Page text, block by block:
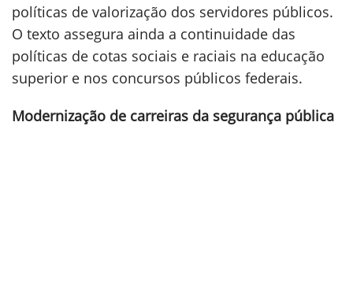
políticas de valorização dos servidores públicos.
O texto assegura ainda a continuidade das
políticas de cotas sociais e raciais na educação
superior e nos concursos públicos federais.
Modernização de carreiras da segurança pública